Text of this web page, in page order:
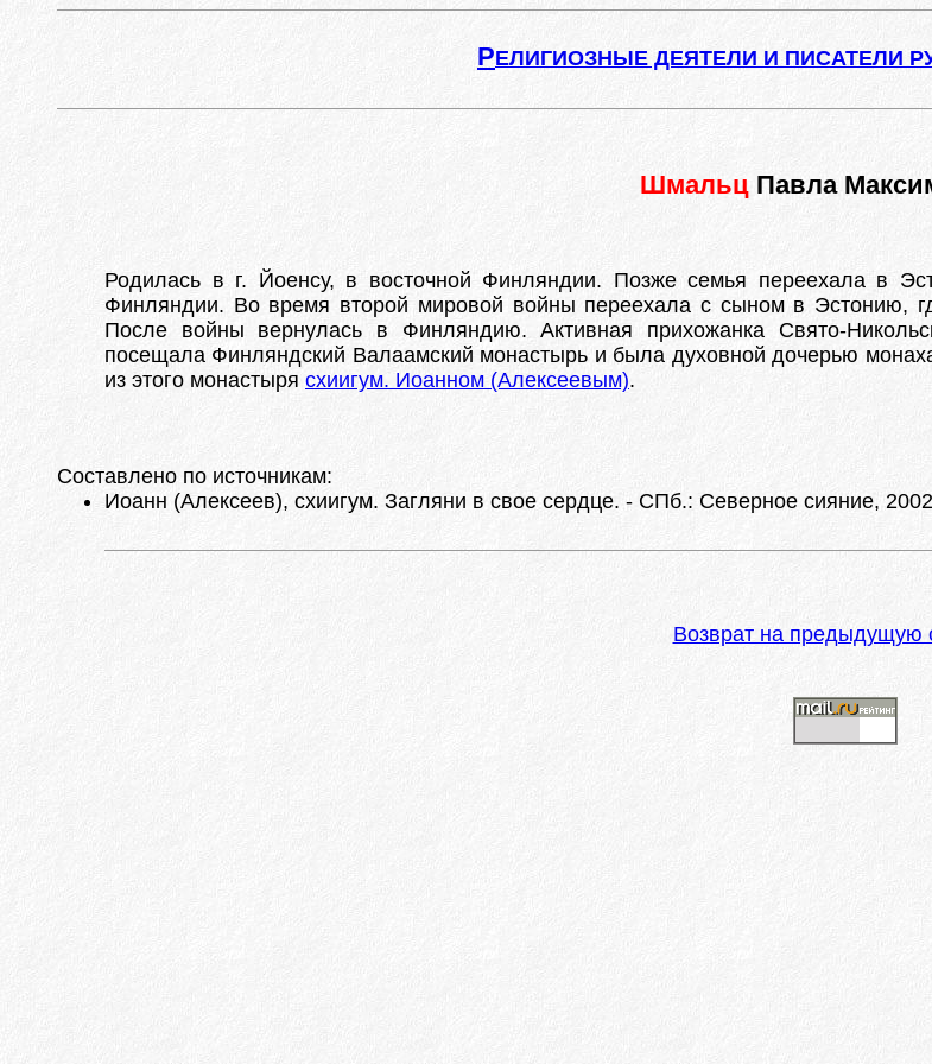
РЕЛИГИОЗНЫЕ ДЕЯТЕЛИ И ПИСАТЕЛИ
Шмальц Павла
Родилась в г. Йоенсу, в восточной Финляндии. Позже семья переехала в
Финляндии. Во время второй мировой войны переехала с сыном в Эстонию,
После войны вернулась в Финляндию. Активная прихожанка Свято-
посещала Финляндский Валаамский монастырь и была духовной дочерью
из этого монастыря схиигум. Иоанном (Алексеевым).
Составлено по источникам:
Иоанн (Алексеев), схиигум. Загляни в свое сердце. - СПб.: Северное сияние,
Возврат на предыдущую